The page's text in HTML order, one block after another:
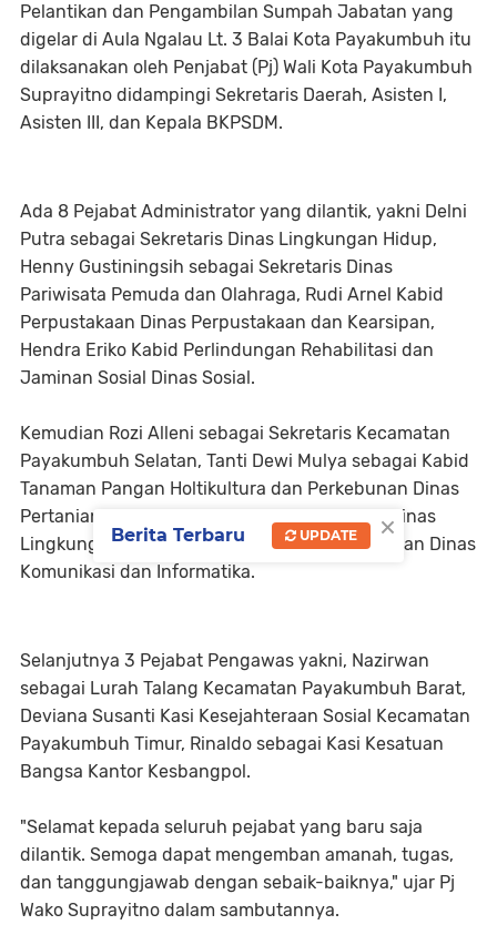
Pelantikan dan Pengambilan Sumpah Jabatan yang
digelar di Aula Ngalau Lt. 3 Balai Kota Payakumbuh itu
dilaksanakan oleh Penjabat (Pj) Wali Kota Payakumbuh
Suprayitno didampingi Sekretaris Daerah, Asisten I,
Asisten III, dan Kepala BKPSDM.
Ada 8 Pejabat Administrator yang dilantik, yakni Delni
Putra sebagai Sekretaris Dinas Lingkungan Hidup,
Henny Gustiningsih sebagai Sekretaris Dinas
Pariwisata Pemuda dan Olahraga, Rudi Arnel Kabid
Perpustakaan Dinas Perpustakaan dan Kearsipan,
Hendra Eriko Kabid Perlindungan Rehabilitasi dan
Jaminan Sosial Dinas Sosial.
Kemudian Rozi Alleni sebagai Sekretaris Kecamatan
Payakumbuh Selatan, Tanti Dewi Mulya sebagai Kabid
Tanaman Pangan Holtikultura dan Perkebunan Dinas
Pertanian, Rinta Sumadi Kabid Pengawasan Dinas
Lingkungan Hidup, Syafrianto Kabid Kehumasan Dinas
Komunikasi dan Informatika.
Selanjutnya 3 Pejabat Pengawas yakni, Nazirwan
sebagai Lurah Talang Kecamatan Payakumbuh Barat,
Deviana Susanti Kasi Kesejahteraan Sosial Kecamatan
Payakumbuh Timur, Rinaldo sebagai Kasi Kesatuan
Bangsa Kantor Kesbangpol.
"Selamat kepada seluruh pejabat yang baru saja
dilantik. Semoga dapat mengemban amanah, tugas,
dan tanggungjawab dengan sebaik-baiknya," ujar Pj
Wako Suprayitno dalam sambutannya.
×
Berita Terbaru UPDATE